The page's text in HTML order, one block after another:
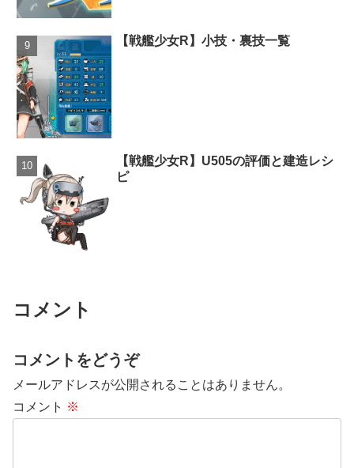
【戦艦少女R】小技・裏技一覧
【戦艦少女R】U505の評価と建造レシ
ピ
コメント
コメントをどうぞ
メールアドレスが公開されることはありません。
コメント ※